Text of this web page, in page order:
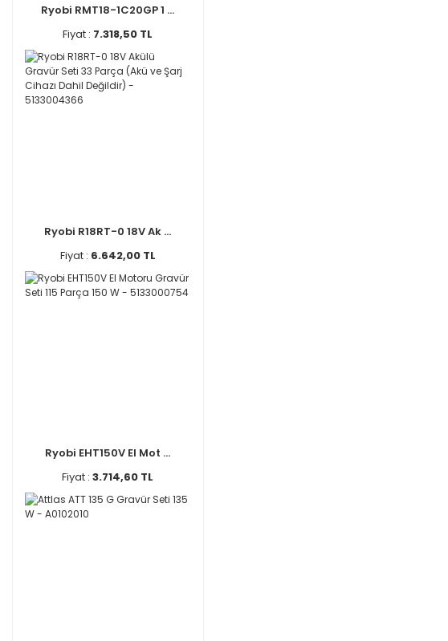
Ryobi RMT18-1C20GP 1 ...
Fiyat : 7.318,50 TL
Ryobi R18RT-0 18V Ak ...
Fiyat : 6.642,00 TL
Ryobi EHT150V El Mot ...
Fiyat :3.714,60 TL